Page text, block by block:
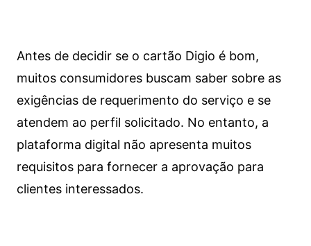
Antes de decidir se o cartão Digio é bom,
muitos consumidores buscam saber sobre as
exigências de requerimento do serviço e se
atendem ao perfil solicitado. No entanto, a
plataforma digital não apresenta muitos
requisitos para fornecer a aprovação para
clientes interessados.